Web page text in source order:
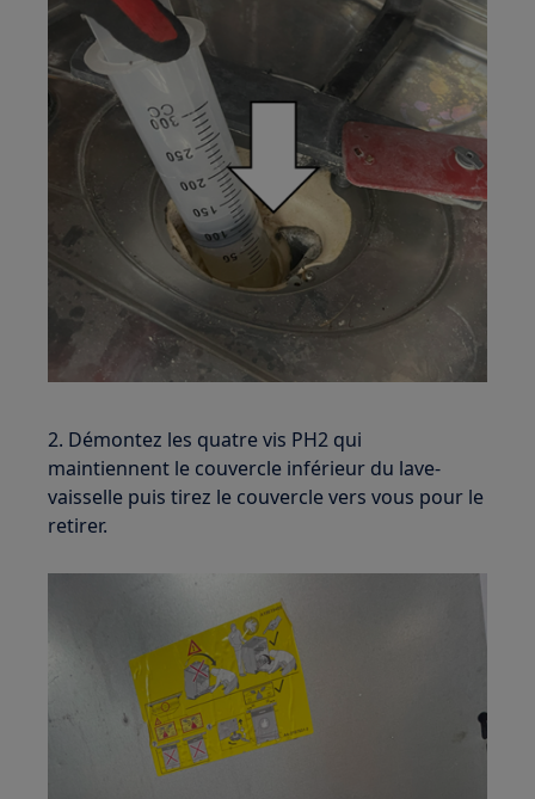
2. Démontez les quatre vis PH2 qui
maintiennent le couvercle inférieur du lave-
vaisselle puis tirez le couvercle vers vous pour le
retirer.